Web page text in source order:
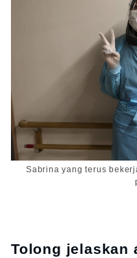
Sabrina yang terus
Tolong jelaskan